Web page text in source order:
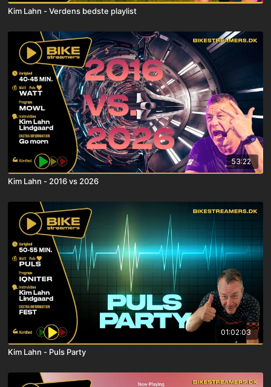
Kim Lahn - Verdens bedste playlist
53:22
Kim Lahn - 2016 vs 2026
01:02:03
Kim Lahn - Puls Party